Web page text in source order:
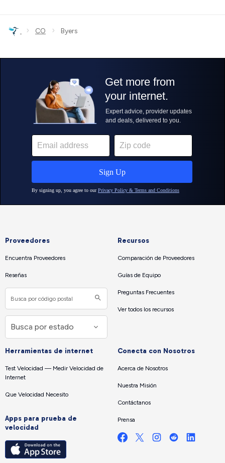
› CO › Byers
Proveedores
Encuentra Proveedores
Reseñas
Recursos
Comparación de Proveedores
Guías de Equipo
Preguntas Frecuentes
Ver todos los recursos
Herramientas de internet
Test Velocidad — Medir Velocidad de
Internet
Que Velocidad Necesito
Apps para prueba de
velocidad
Conecta con Nosotros
Acerca de Nosotros
Nuestra Misión
Contáctanos
Prensa